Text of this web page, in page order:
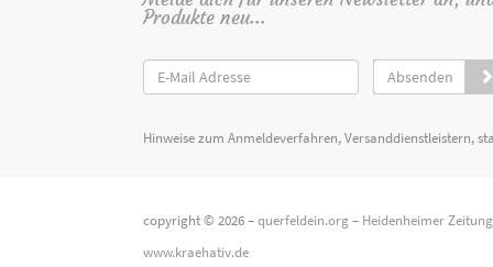
Produkte neu...
Absenden
Hinweise zum Anmeldeverfahren, Versanddienstleistern,
copyright © 2026 –querfeldein.org– Heidenheimer
www.kraehativ.de